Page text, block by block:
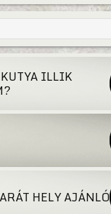
ILLIK
HELY AJÁNLÓ